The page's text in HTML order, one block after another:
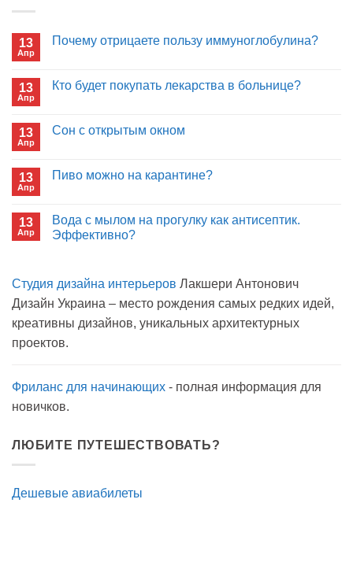
13
Апр
Почему отрицаете пользу иммуноглобулина?
Почему
13
Апр
Кто будет покупать лекарства в больнице?
Кто
в
13
Апр
Сон с открытым окном
Сон
13
Апр
Пиво можно на карантине?
Пиво
можно
13
Апр
Вода с мылом на прогулку как антисептик.
Эффективно?
Вода
мылом
прогулку
антисептик.
Студия дизайна интерьеров Лакшери Антонович
Дизайн Украина – место рождения самых редких идей,
креативны дизайнов, уникальных архитектурных
проектов.
Фриланс для начинающих - полная информация для
новичков.
ЛЮБИТЕ ПУТЕШЕСТВОВАТЬ?
Дешевые авиабилеты